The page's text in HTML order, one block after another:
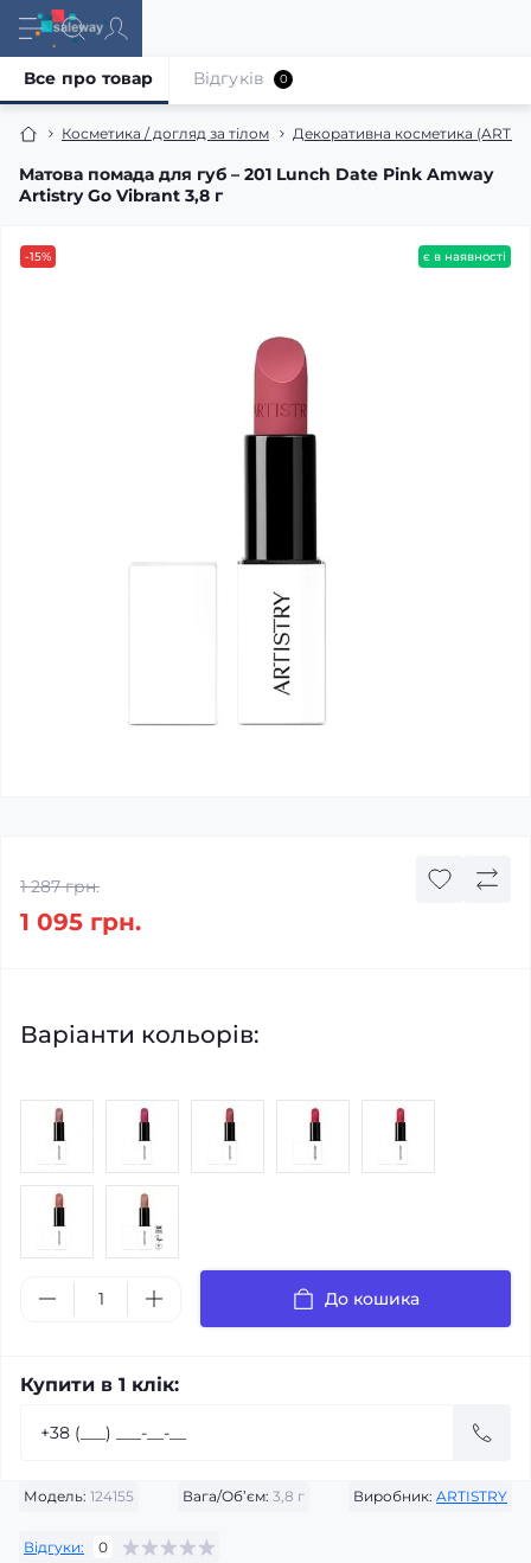
Косметика / догляд за тілом Декоративна косметика
Матова помада для губ – 201 Lunch Date Pink Amway
Artistry Go Vibrant 3,8 г
Все про товар Відгуків 0
-15% є в наявності
Модель: 124155 Вага/Об’єм: 3,8 г Виробник: ARTISTRY
Відгуки: 0
1 287 грн.
1 095 грн.
Варіанти кольорів:
До кошика
Купити в 1 клік: